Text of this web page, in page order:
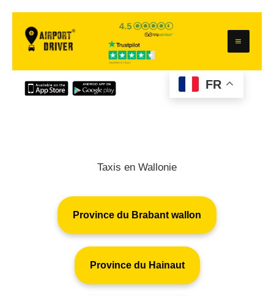
FR
Taxis en Wallonie
Province du Brabant wallon
Province du Hainaut